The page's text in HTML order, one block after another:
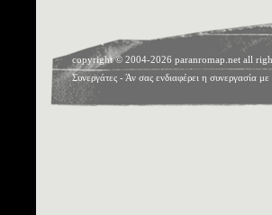
copyright © 2004-2026 paranromap.net all
Συνεργάτες - Άν σας ενδιαφέρει η συνεργασία